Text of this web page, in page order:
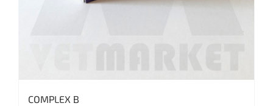
COMPLEX B